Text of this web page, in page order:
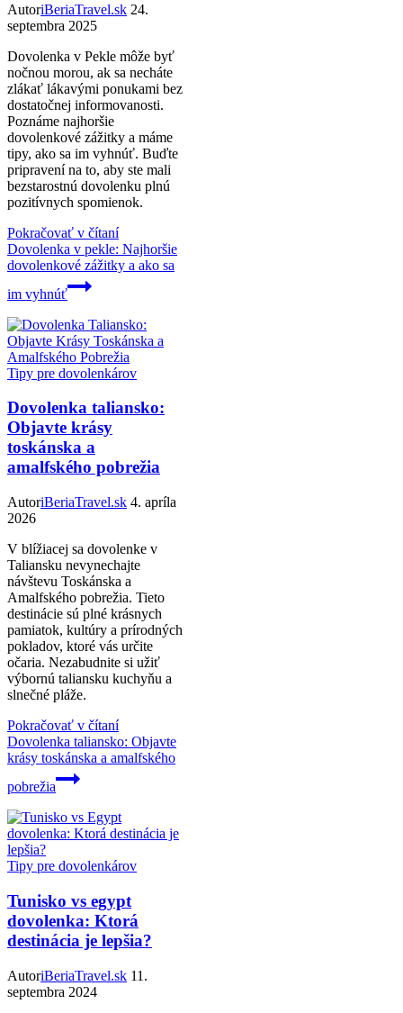
AutoriBeriaTravel.sk 24.
septembra 2025
Dovolenka v Pekle môže byť
nočnou morou, ak sa necháte
zlákať lákavými ponukami bez
dostatočnej informovanosti.
Poznáme najhoršie
dovolenkové zážitky a máme
tipy, ako sa im vyhnúť. Buďte
pripravení na to, aby ste mali
bezstarostnú dovolenku plnú
pozitívnych spomienok.
Pokračovať v čítaní
Dovolenka v pekle: Najhoršie
dovolenkové zážitky a ako sa
im vyhnúť
Tipy pre dovolenkárov
Dovolenka taliansko:
Objavte krásy
toskánska a
amalfského pobrežia
AutoriBeriaTravel.sk 4. apríla
2026
V blížiacej sa dovolenke v
Taliansku nevynechajte
návštevu Toskánska a
Amalfského pobrežia. Tieto
destinácie sú plné krásnych
pamiatok, kultúry a prírodných
pokladov, ktoré vás určite
očaria. Nezabudnite si užiť
výbornú taliansku kuchyňu a
slnečné pláže.
Pokračovať v čítaní
Dovolenka taliansko: Objavte
krásy toskánska a amalfského
pobrežia
Tipy pre dovolenkárov
Tunisko vs egypt
dovolenka: Ktorá
destinácia je lepšia?
AutoriBeriaTravel.sk 11.
septembra 2024